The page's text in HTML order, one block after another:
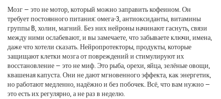
Мозг — это не мотор, который можно заправить кофеином. Он
требует постоянного питания: омега-3, антиоксиданты, витамины
группы B, холин, магний. Без них нейроны начинают гаснуть, связи
между ними ослабевают, и вы замечаете, что забываете ключи, имена,
даже что хотели сказать. Нейропротекторы продукты, которые
защищают клетки мозга от повреждений и стимулируют их
восстановление— это не миф. Это рыба, орехи, яйца, зелёные овощи,
квашеная капуста. Они не дают мгновенного эффекта, как энергетик,
но работают медленно, надёжно и без побочек. Всё, что вам нужно —
это есть их регулярно, а не раз в неделю.